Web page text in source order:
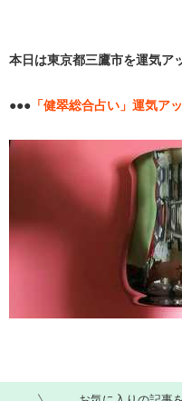
本日は東京都三鷹市を運気ア
●●● 「健翠総合占い」運気ア